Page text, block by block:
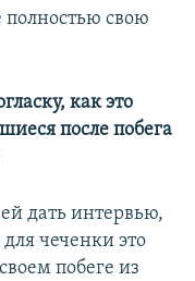
полностью свою
как это
после побега
дать интервью,
чеченки это
побеге из